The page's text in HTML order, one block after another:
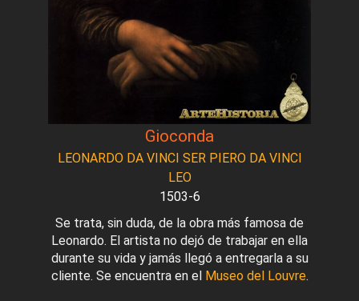
Gioconda
LEONARDO DA VINCI SER PIERO DA VINCI
LEO
1503-6
Se trata, sin duda, de la obra más famosa de
Leonardo. El artista no dejó de trabajar en ella
durante su vida y jamás llegó a entregarla a su
cliente. Se encuentra en el Museo del Louvre.